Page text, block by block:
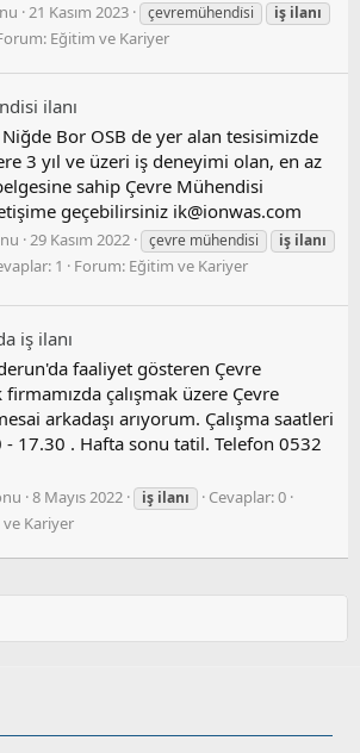
21 Kasım 2023 çevremühendi̇si iş ilanı
Eğitim ve Kariyer
i̇lanı
Bor OSB de yer alan tesisimizde
3 yıl ve üzeri iş deneyimi olan, en az
belgesine sahip Çevre Mühendisi
geçebilirsiniz ik@ionwas.com
29 Kasım 2022 çevre mühendisi iş ilanı
1 Forum: Eğitim ve Kariyer
iş ilanı
faaliyet gösteren Çevre
firmamızda çalışmak üzere Çevre
arkadaşı arıyorum. Çalışma saatleri
- 17.30 . Hafta sonu tatil. Telefon 0532
8 Mayıs 2022 iş ilanı
Cevaplar: 0
Kariyer